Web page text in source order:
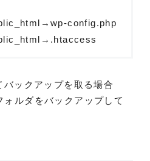
config.php
ックアップを取る場合
ルダをバックアップして